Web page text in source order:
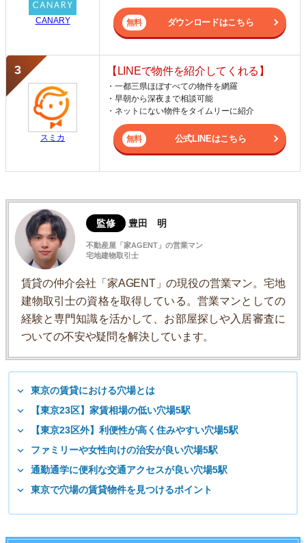
CANARY ダウンロードはこちら
スミカ
【LINEで物件を紹介してくれる】
・一都三県ほぼすべての物件を網羅
・早朝から深夜まで相談可能
・ネットにない物件をタイムリーに紹介
公式LINEはこちら
監修 豊田 明
不動産屋「家AGENT」の営業マン
宅地建物取引士
賃貸の仲介会社「家AGENT」の現役の営業マン。宅地
建物取引士の資格を取得している。営業マンとしての
経験と専門知識を活かして、お部屋探しや入居審査に
ついての不安や疑問を解決しています。
東京の賃貸における穴場とは
【東京23区】家賃相場の低い穴場5駅
【東京23区外】利便性が高く住みやすい穴場5駅
ファミリーや女性向けの治安が良い穴場5駅
通勤通学に便利な交通アクセスが良い穴場5駅
東京で穴場の賃貸物件を見つけるポイント